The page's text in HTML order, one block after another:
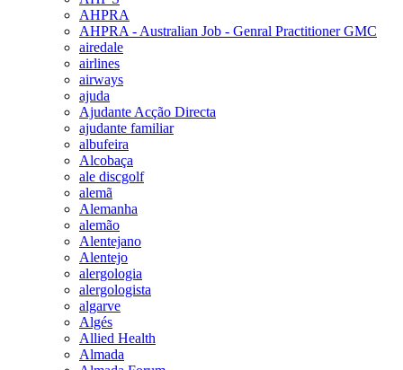
AHPRA
AHPRA - Australian Job - Genral Practitioner GMC
airedale
airlines
airways
ajuda
Ajudante Acção Directa
ajudante familiar
albufeira
Alcobaça
ale discgolf
alemã
Alemanha
alemão
Alentejano
Alentejo
alergologia
alergologista
algarve
Algés
Allied Health
Almada